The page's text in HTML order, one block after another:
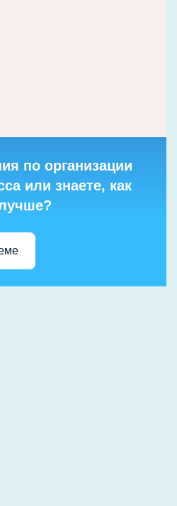
по организации
или знаете, как